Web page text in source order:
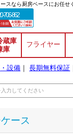
スなら厨房ベースにお任せ
706-862
蔵庫
庫
フライヤー
設備 ｜ 長期無料保証
ース